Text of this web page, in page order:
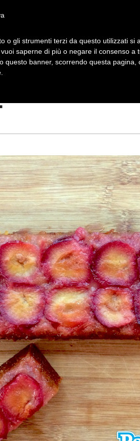
A
V
G
Z
I
O
N
E
P
R
I
N
C
I
P
A
L
E
o gli strumenti terzi da questo utilizzati
vuoi saperne di più o negare il consenso a
questo banner, scorrendo questa